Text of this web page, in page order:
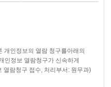
개인정보의 열람 청구를아래의
인정보 열람청구가 신속하게
열람청구 접수, 처리부서: 원무과)